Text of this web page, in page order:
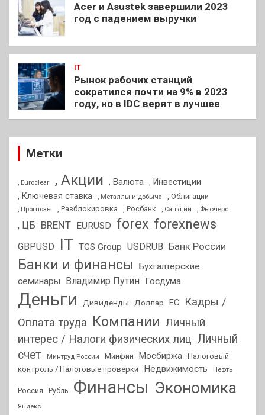
Acer и Asustek завершили 2023
год с падением выручки
IT
Рынок рабочих станций
сократился почти на 9% в 2023
году, но в IDC верят в лучшее
Метки
, Euroclear , Акции , Валюта , Инвестиции
, Ключевая ставка
, Металлы и добыча , Облигации
, Прогнозы , Разблокировка , Росбанк , Санкции , Фьючерс
, ЦБ BRENT EURUSD forex forexnews
GBPUSD IT TCS Group USDRUB Банк России
Банки и финансы
Бухгалтерские
семинары
Владимир Путин Госдума
Деньги Дивиденды Доллар ЕС
Кадры /
Оплата труда Компании Личный
интерес / Налоги физических лиц Личный
счет
Минтруд России Минфин Мосбиржа Налоговый
контроль / Налоговые проверки
Недвижимость Нефть
Россия Рубль Финансы Экономика
Яндекс